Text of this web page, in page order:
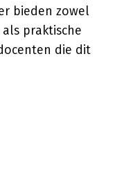
bieden zowel
praktische
die dit